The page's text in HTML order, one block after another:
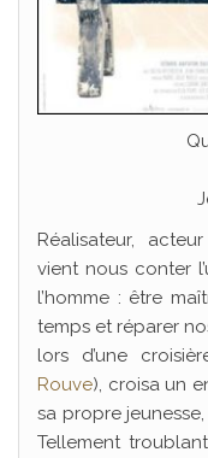
Réalisateur,
vient nous conter
l’homme : être
temps et réparer
lors d’une
Rouve), croisa un
sa propre
Tellement